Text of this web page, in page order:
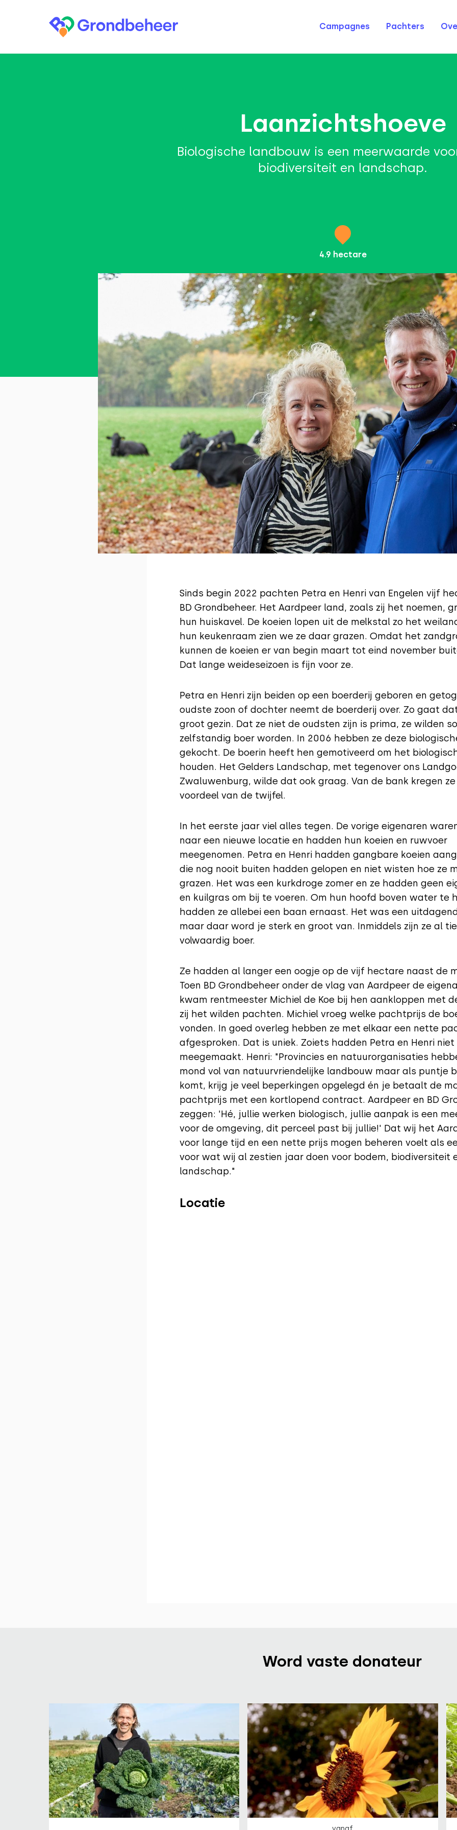
Campagnes Pachters
Laanzichtshoeve
Biologische landbouw is een meerwaarde
biodiversiteit en landschap.
4.9 hectare
Sinds begin 2022 pachten Petra en Henri van Engelen vijf
BD Grondbeheer. Het Aardpeer­ land, zoals zij het noemen,
hun huiskavel. De koeien lopen uit de melkstal zo het
hun keukenraam zien we ze daar grazen. Omdat het
kunnen de koeien er van begin maart tot eind november
Dat lange weideseizoen is fijn voor ze.
Petra en Henri zijn beiden op een boerderij geboren en
oudste zoon of dochter neemt de boerderij over. Zo gaat
groot gezin. Dat ze niet de oudsten zijn is prima, ze wilden
zelfstandig boer worden. In 2006 hebben ze deze
gekocht. De boerin heeft hen gemotiveerd om het
houden. Het Gelders Landschap, met tegenover ons
Zwaluwenburg, wilde dat ook graag. Van de bank kregen
voordeel van de twijfel.
In het eerste jaar viel alles tegen. De vorige eigenaren
naar een nieuwe locatie en hadden hun koeien en ruwvoer
meegenomen. Petra en Henri hadden gangbare koeien
die nog nooit buiten hadden gelopen en niet wisten hoe ze
grazen. Het was een kurkdroge zomer en ze hadden geen
en kuilgras om bij te voeren. Om hun hoofd boven water te
hadden ze allebei een baan ernaast. Het was een
maar daar word je sterk en groot van. Inmiddels zijn ze al
volwaardig boer.
Ze hadden al langer een oogje op de vijf hectare naast de
Toen BD Grondbeheer onder de vlag van Aardpeer de
kwam rentmeester Michiel de Koe bij hen aankloppen met
zij het wilden pachten. Michiel vroeg welke pachtprijs de
vonden. In goed overleg hebben ze met elkaar een nette
afgesproken. Dat is uniek. Zoiets hadden Petra en Henri
meegemaakt. Henri: "Provincies en natuurorganisaties
mond vol van natuurvriendelijke landbouw maar als puntje
komt, krijg je veel beperkingen opgelegd én je betaalt de
pachtprijs met een kortlopend contract. Aardpeer en BD
zeggen: 'Hé, jullie werken biologisch, jullie aanpak is een
voor de omgeving, dit perceel past bij jullie!' Dat wij het
voor lange tijd en een nette prijs mogen beheren voelt als
voor wat wij al zestien jaar doen voor bodem, biodiversiteit
landschap."
Locatie
Word vaste donateur